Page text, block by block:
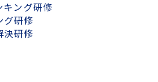
キング研修
グ研修
決研修